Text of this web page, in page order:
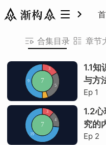
合集目录 章节
1.1知
与方
Ep 1
1.2
究的
目标
Ep 2